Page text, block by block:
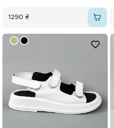
1290 ₴